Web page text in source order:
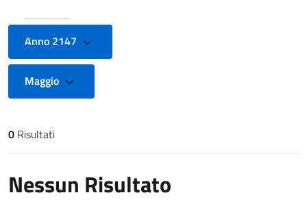
Anno 2147
Maggio
Risultati di ricerca
0 Risultati
Nessun Risultato